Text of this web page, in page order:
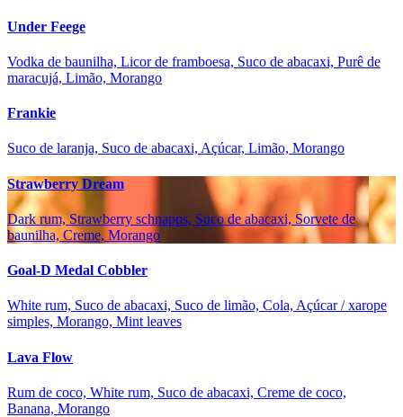
Under Feege
Vodka de baunilha, Licor de framboesa, Suco de abacaxi, Purê de
maracujá, Limão, Morango
Frankie
Suco de laranja, Suco de abacaxi, Açúcar, Limão, Morango
Strawberry Dream
Dark rum, Strawberry schnapps, Suco de abacaxi, Sorvete de
baunilha, Creme, Morango
Goal-D Medal Cobbler
White rum, Suco de abacaxi, Suco de limão, Cola, Açúcar / xarope
simples, Morango, Mint leaves
Lava Flow
Rum de coco, White rum, Suco de abacaxi, Creme de coco,
Banana, Morango